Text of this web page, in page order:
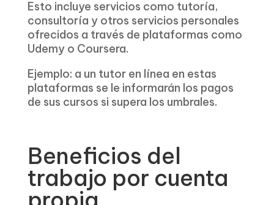
Esto incluye servicios como tutoría,
consultoría y otros servicios personales
ofrecidos a través de plataformas como
Udemy o Coursera.
Ejemplo: a un tutor en línea en estas
plataformas se le informarán los pagos
de sus cursos si supera los umbrales.
Beneficios del
trabajo por cuenta